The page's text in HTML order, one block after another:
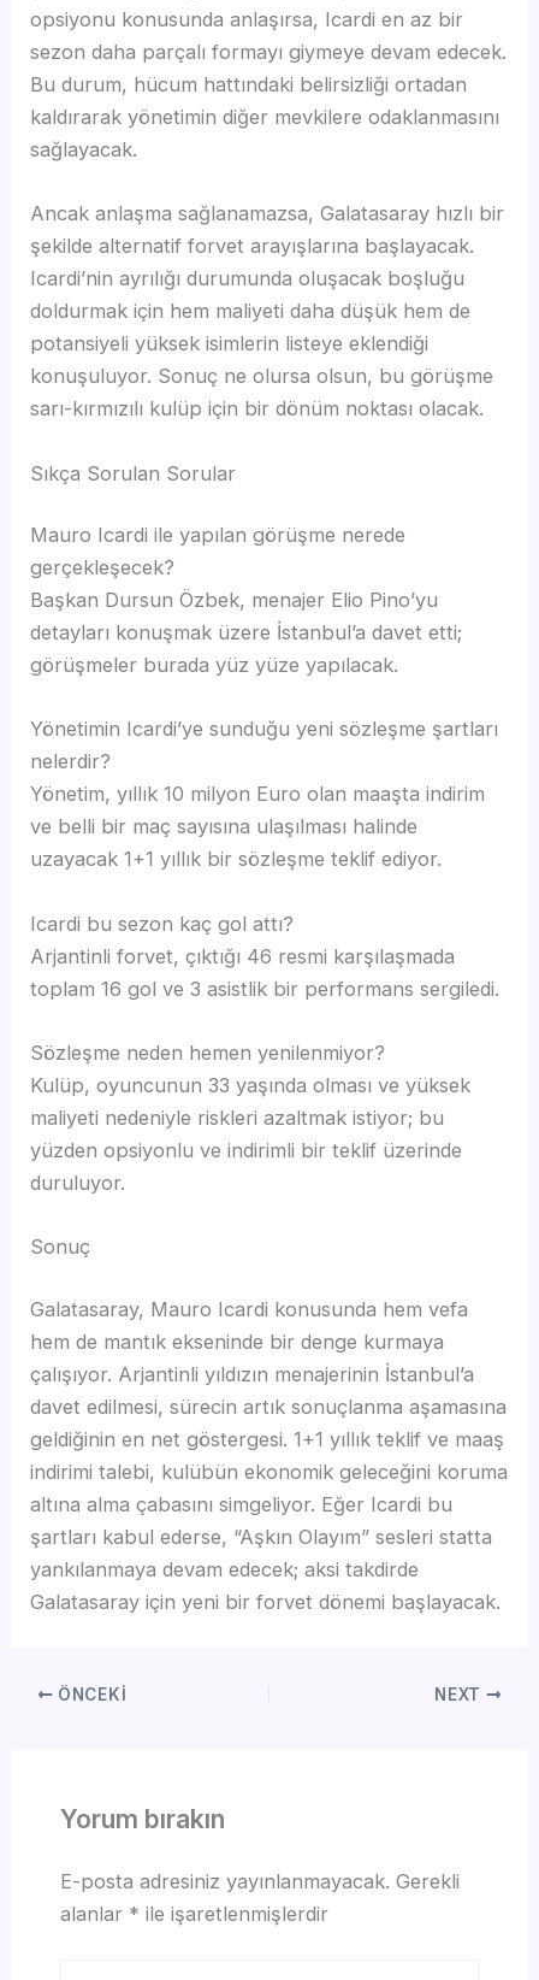
opsiyonu konusunda anlaşırsa, Icardi en az bir
sezon daha parçalı formayı giymeye devam edecek.
Bu durum, hücum hattındaki belirsizliği ortadan
kaldırarak yönetimin diğer mevkilere odaklanmasını
sağlayacak.
Ancak anlaşma sağlanamazsa, Galatasaray hızlı bir
şekilde alternatif forvet arayışlarına başlayacak.
Icardi’nin ayrılığı durumunda oluşacak boşluğu
doldurmak için hem maliyeti daha düşük hem de
potansiyeli yüksek isimlerin listeye eklendiği
konuşuluyor. Sonuç ne olursa olsun, bu görüşme
sarı-kırmızılı kulüp için bir dönüm noktası olacak.
Sıkça Sorulan Sorular
Mauro Icardi ile yapılan görüşme nerede
gerçekleşecek?
Başkan Dursun Özbek, menajer Elio Pino’yu
detayları konuşmak üzere İstanbul’a davet etti;
görüşmeler burada yüz yüze yapılacak.
Yönetimin Icardi’ye sunduğu yeni sözleşme şartları
nelerdir?
Yönetim, yıllık 10 milyon Euro olan maaşta indirim
ve belli bir maç sayısına ulaşılması halinde
uzayacak 1+1 yıllık bir sözleşme teklif ediyor.
Icardi bu sezon kaç gol attı?
Arjantinli forvet, çıktığı 46 resmi karşılaşmada
toplam 16 gol ve 3 asistlik bir performans sergiledi.
Sözleşme neden hemen yenilenmiyor?
Kulüp, oyuncunun 33 yaşında olması ve yüksek
maliyeti nedeniyle riskleri azaltmak istiyor; bu
yüzden opsiyonlu ve indirimli bir teklif üzerinde
duruluyor.
Sonuç
Galatasaray, Mauro Icardi konusunda hem vefa
hem de mantık ekseninde bir denge kurmaya
çalışıyor. Arjantinli yıldızın menajerinin İstanbul’a
davet edilmesi, sürecin artık sonuçlanma aşamasına
geldiğinin en net göstergesi. 1+1 yıllık teklif ve maaş
indirimi talebi, kulübün ekonomik geleceğini koruma
altına alma çabasını simgeliyor. Eğer Icardi bu
şartları kabul ederse, “Aşkın Olayım” sesleri statta
yankılanmaya devam edecek; aksi takdirde
Galatasaray için yeni bir forvet dönemi başlayacak.
ÖNCEKI NEXT
Yorum bırakın
E-posta adresiniz yayınlanmayacak. Gerekli
alanlar * ile işaretlenmişlerdir